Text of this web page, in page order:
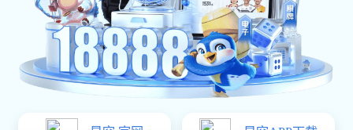
狗子28专注于新中式起重机及物料运输成套解决方案供应商